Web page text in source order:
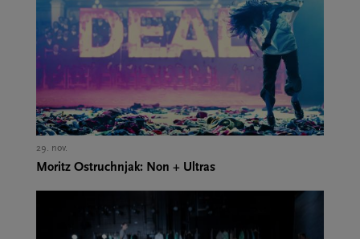
29. nov.,
Moritz Ostruchnjak: Non + Ultras